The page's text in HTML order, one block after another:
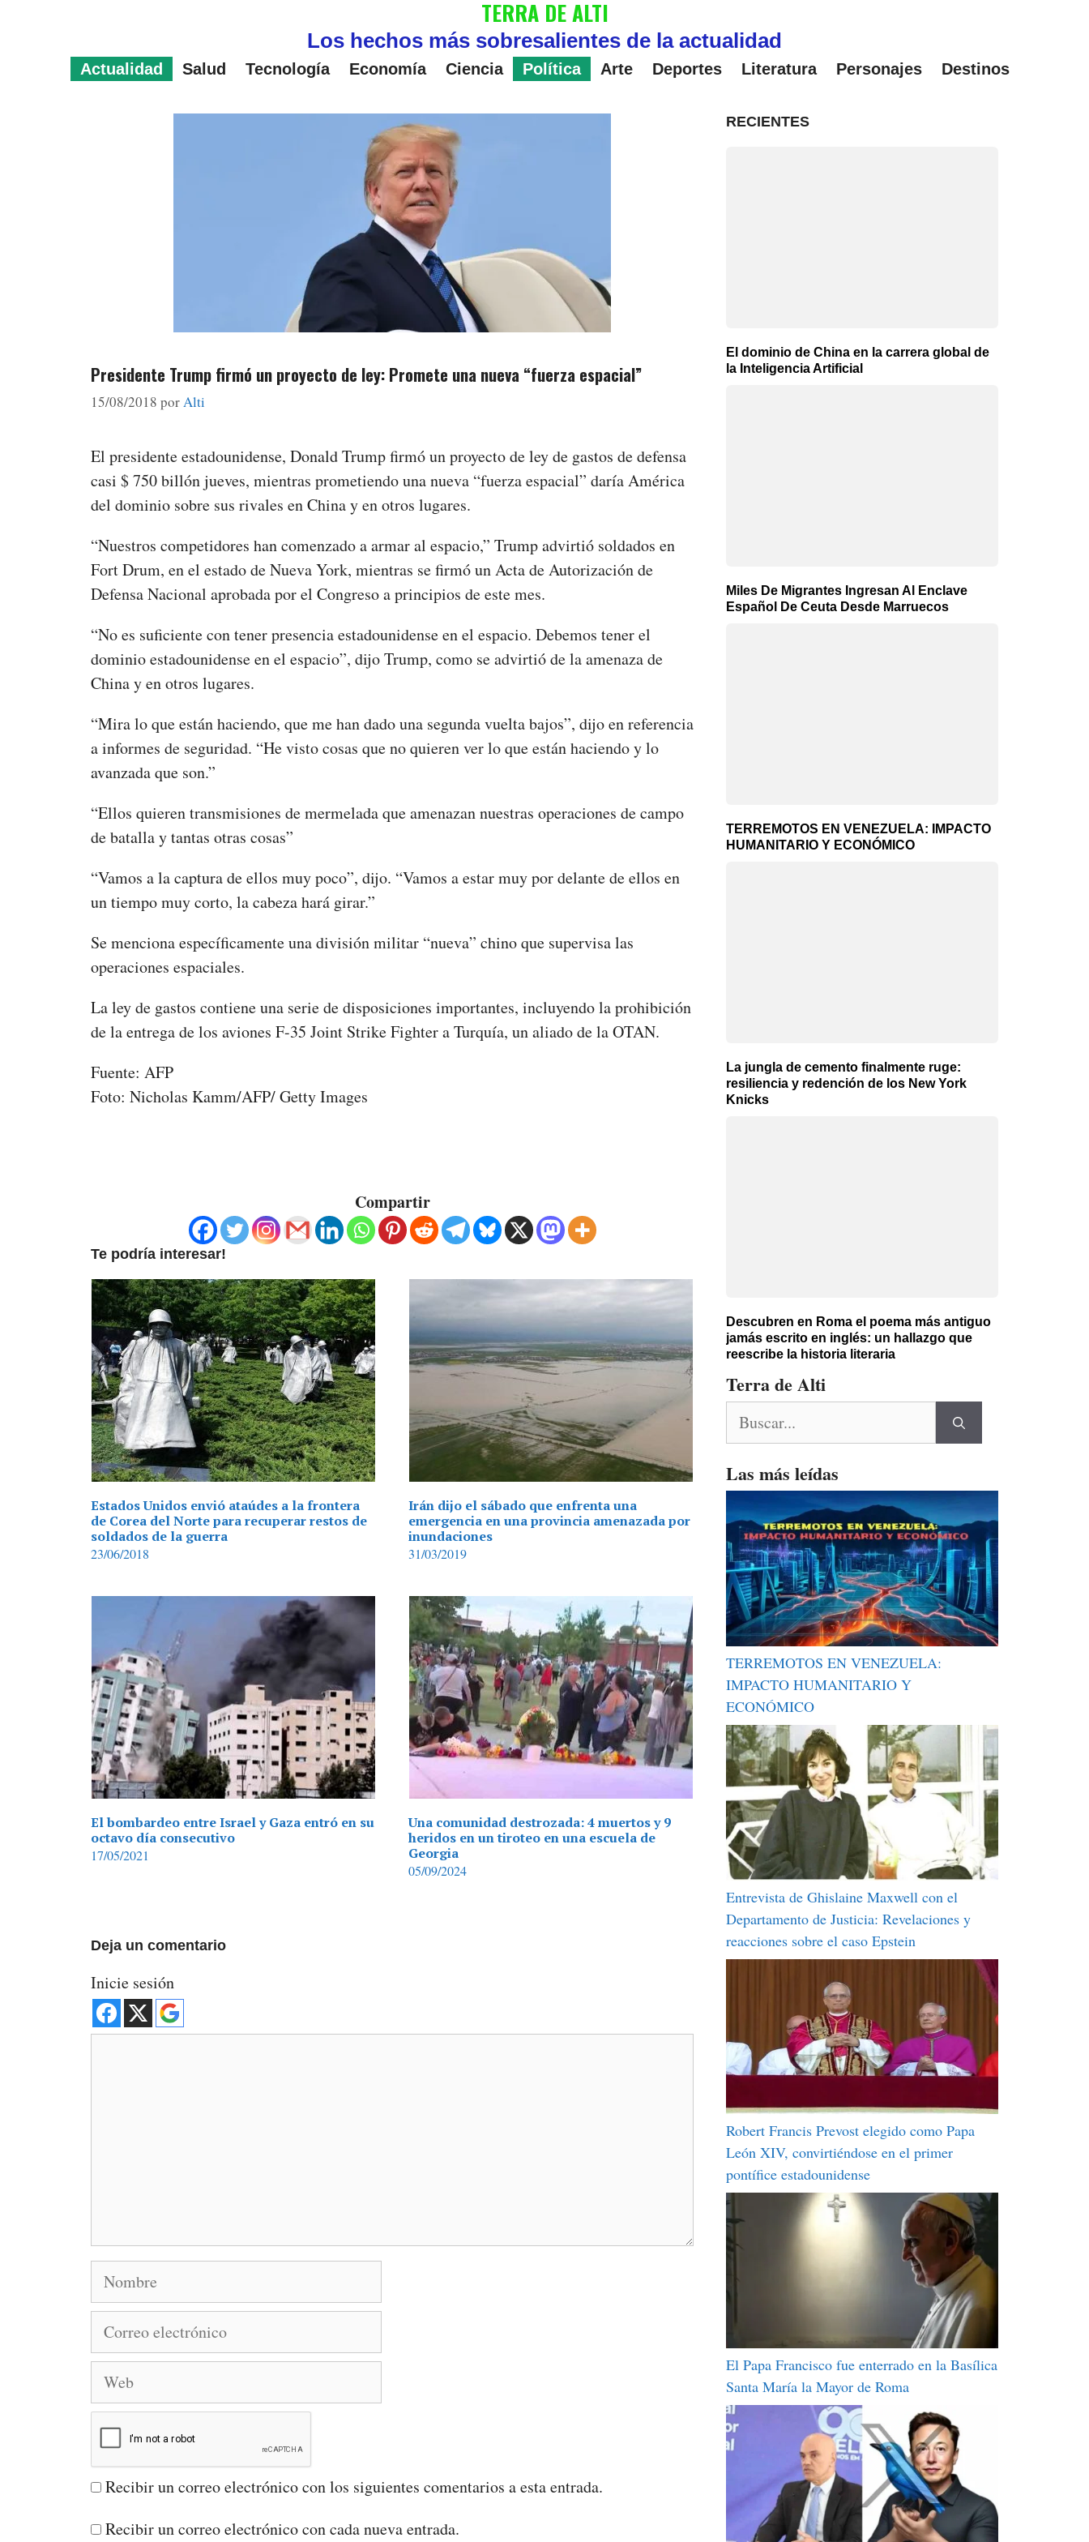
TERRA DE ALTI
Los hechos más sobresalientes de la actualidad
Actualidad Salud Tecnología Economía Ciencia Política Arte Deportes Literatura Personajes Destinos
Presidente Trump firmó un proyecto de ley: Promete una nueva “fuerza espacial”
15/08/2018 por Alti
El presidente estadounidense, Donald Trump firmó un proyecto de ley de gastos de defensa
casi $ 750 billón jueves, mientras prometiendo una nueva “fuerza espacial” daría América
del dominio sobre sus rivales en China y en otros lugares.
“Nuestros competidores han comenzado a armar al espacio,” Trump advirtió soldados en
Fort Drum, en el estado de Nueva York, mientras se firmó un Acta de Autorización de
Defensa Nacional aprobada por el Congreso a principios de este mes.
“No es suficiente con tener presencia estadounidense en el espacio. Debemos tener el
dominio estadounidense en el espacio”, dijo Trump, como se advirtió de la amenaza de
China y en otros lugares.
“Mira lo que están haciendo, que me han dado una segunda vuelta bajos”, dijo en referencia
a informes de seguridad. “He visto cosas que no quieren ver lo que están haciendo y lo
avanzada que son.”
“Ellos quieren transmisiones de mermelada que amenazan nuestras operaciones de campo
de batalla y tantas otras cosas”
“Vamos a la captura de ellos muy poco”, dijo. “Vamos a estar muy por delante de ellos en
un tiempo muy corto, la cabeza hará girar.”
Se menciona específicamente una división militar “nueva” chino que supervisa las
operaciones espaciales.
La ley de gastos contiene una serie de disposiciones importantes, incluyendo la prohibición
de la entrega de los aviones F-35 Joint Strike Fighter a Turquía, un aliado de la OTAN.
Fuente: AFP
Foto: Nicholas Kamm/AFP/ Getty Images
Compartir
Te podría interesar!
Estados Unidos envió ataúdes a la frontera
de Corea del Norte para recuperar restos de
soldados de la guerra
23/06/2018
Irán dijo el sábado que enfrenta una
emergencia en una provincia amenazada por
inundaciones
31/03/2019
El bombardeo entre Israel y Gaza entró en su
octavo día consecutivo
17/05/2021
Una comunidad destrozada: 4 muertos y 9
heridos en un tiroteo en una escuela de
Georgia
05/09/2024
Deja un comentario
Inicie sesión
Nombre
Correo
Web
Recibir un correo electrónico con los siguientes comentarios a esta entrada.
Recibir un correo electrónico con cada nueva entrada.
RECIENTES
El dominio de China en la carrera global de
la Inteligencia Artificial
Miles De Migrantes Ingresan Al Enclave
Español De Ceuta Desde Marruecos
TERREMOTOS EN VENEZUELA: IMPACTO
HUMANITARIO Y ECONÓMICO
La jungla de cemento finalmente ruge:
resiliencia y redención de los New York
Knicks
Descubren en Roma el poema más antiguo
jamás escrito en inglés: un hallazgo que
reescribe la historia literaria
Terra de Alti
Las más leídas
TERREMOTOS EN VENEZUELA:
IMPACTO HUMANITARIO Y
ECONÓMICO
Entrevista de Ghislaine Maxwell con el
Departamento de Justicia: Revelaciones y
reacciones sobre el caso Epstein
Robert Francis Prevost elegido como Papa
León XIV, convirtiéndose en el primer
pontífice estadounidense
El Papa Francisco fue enterrado en la Basílica
Santa María la Mayor de Roma